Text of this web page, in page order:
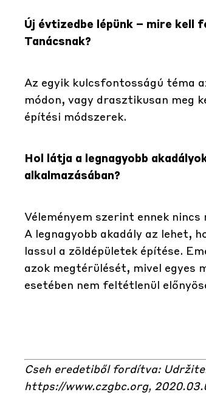
Új évtizedbe lépünk – mire kell
Tanácsnak?
Az egyik kulcsfontosságú téma
módon, vagy drasztikusan meg
építési módszerek.
Hol látja a legnagyobb
alkalmazásában?
Véleményem szerint ennek
A legnagyobb akadály az lehet,
lassul a zöldépületek építése.
azok megtérülését, mivel egyes
esetében nem feltétlenül
Cseh eredetiből fordítva:
https://www.czgbc.org,